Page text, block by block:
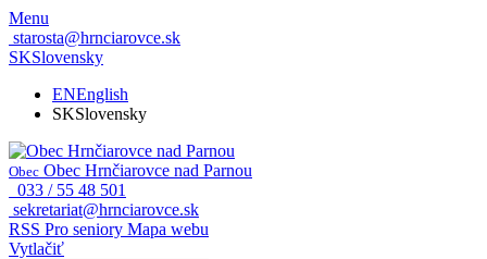
Menu
starosta@hrnciarovce.sk
SKSlovensky
ENEnglish
SKSlovensky
Obec Obec Hrnčiarovce nad Parnou
033 / 55 48 501
sekretariat@hrnciarovce.sk
RSS Pro seniory Mapa webu
Vytlačiť